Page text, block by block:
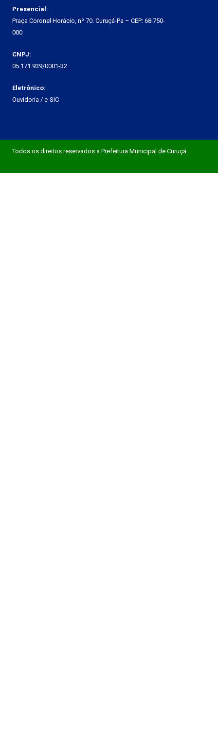
Presencial:
Praça Coronel Horácio, nº 70. Curuçá-Pa – CEP: 68.750-
000
CNPJ:
05.171.939/0001-32
Eletrônico:
Ouvidoria / e-SIC
Todos os direitos reservados a Prefeitura Municipal de Curuçá.